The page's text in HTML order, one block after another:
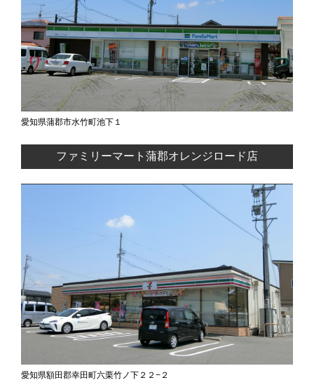
愛知県蒲郡市水竹町池下１
ファミリーマート蒲郡オレンジロード店
愛知県額田郡幸田町六栗竹ノ下２２−２